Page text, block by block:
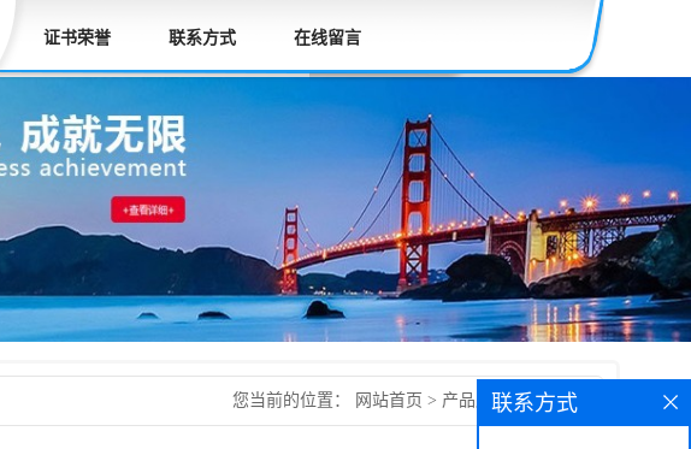
证书荣誉 联系方式 在线留言
您当前的位置： 网站首页 > 产品展厅>咖啡香精
联系方式